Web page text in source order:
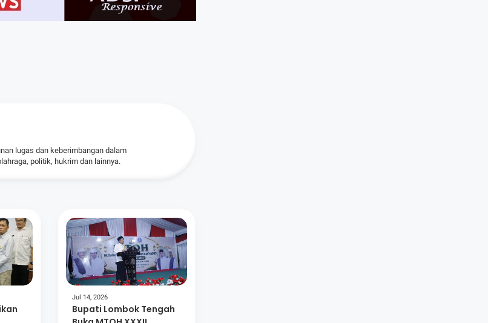
lugas dan keberimbangan dalam
politik, hukrim dan lainnya.
Jul 14, 2026
Bupati Lombok Tengah